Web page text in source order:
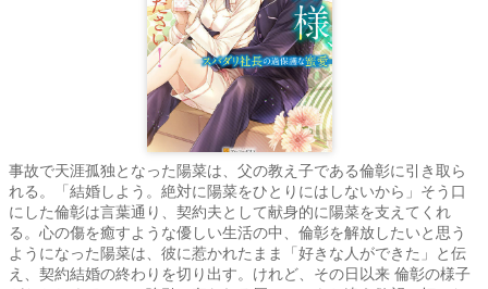
事故で天涯孤独となった陽菜は、父の教え子である倫彰に引き取ら
れる。「結婚しよう。絶対に陽菜をひとりにはしないから」そう口
にした倫彰は言葉通り、契約夫として献身的に陽菜を支えてくれ
る。心の傷を癒すような優しい生活の中、倫彰を解放したいと思う
ようになった陽菜は、彼に惹かれたまま「好きな人ができた」と伝
え、契約結婚の終わりを切り出す。けれど、その日以来 倫彰の様子